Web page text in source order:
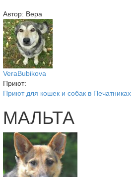
Автор: Вера
VeraBubikova
Приют:
Приют для кошек и собак в Печатниках
МАЛЬТА